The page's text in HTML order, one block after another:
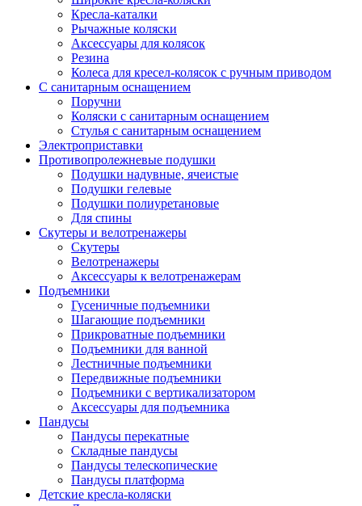
Кресла-каталки
Рычажные коляски
Аксессуары для колясок
Резина
Колеса для кресел-колясок с ручным приводом
С санитарным оснащением
Поручни
Коляски с санитарным оснащением
Стулья с санитарным оснащением
Электроприставки
Противопролежневые подушки
Подушки надувные, ячеистые
Подушки гелевые
Подушки полиуретановые
Для спины
Скутеры и велотренажеры
Скутеры
Велотренажеры
Аксессуары к велотренажерам
Подъемники
Гусеничные подъемники
Шагающие подъемники
Прикроватные подъемники
Подъемники для ванной
Лестничные подъемники
Передвижные подъемники
Подъемники с вертикализатором
Аксессуары для подъемника
Пандусы
Пандусы перекатные
Складные пандусы
Пандусы телескопические
Пандусы платформа
Детские кресла-коляски